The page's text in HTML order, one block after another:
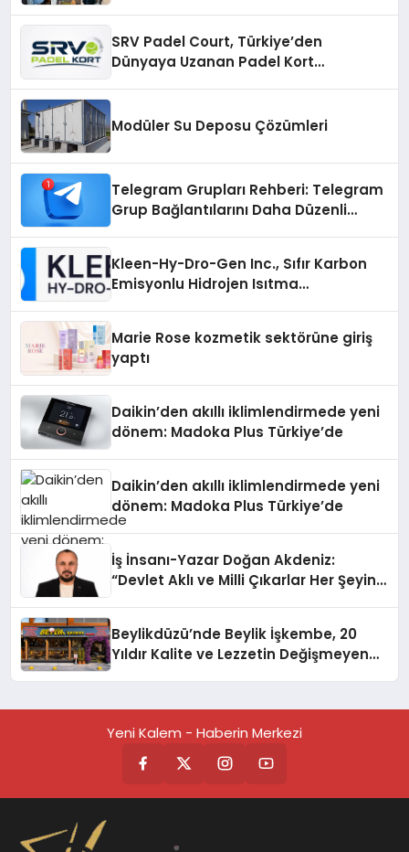
SRV Padel Court, Türkiye’den
Dünyaya Uzanan Padel Kort
Modüler Su Deposu Çözümleri
Telegram Grupları Rehberi: Telegram
Grup Bağlantılarını Daha Düzenli
Kleen-Hy-Dro-Gen Inc., Sıfır Karbon
Emisyonlu Hidrojen Isıtma
Marie Rose kozmetik sektörüne giriş
yaptı
Daikin’den akıllı iklimlendirmede yeni
dönem: Madoka Plus Türkiye’de
Daikin’den akıllı iklimlendirmede yeni
dönem: Madoka Plus Türkiye’de
İş İnsanı-Yazar Doğan Akdeniz:
“Devlet Aklı ve Milli Çıkarlar Her Şeyin
Beylikdüzü’nde Beylik İşkembe, 20
Yıldır Kalite ve Lezzetin Değişmeyen
Yeni Kalem - Haberin Merkezi